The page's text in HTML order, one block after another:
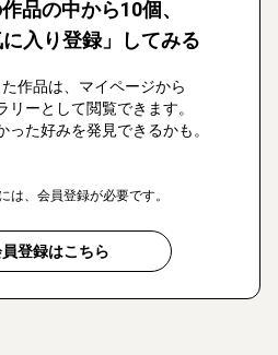
品の中から10個、
入り登録」してみる
作品は、マイページから
リーとして閲覧できます。
った好みを発見できるかも。
は、会員登録が必要です。
登録はこちら